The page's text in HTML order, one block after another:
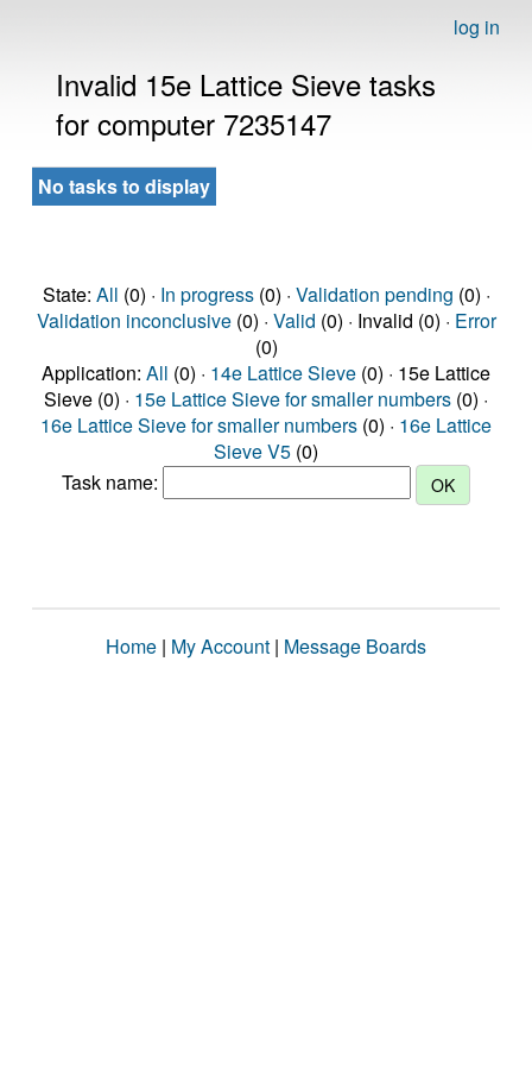
log in
Invalid 15e Lattice Sieve tasks
for computer 7235147
No tasks to display
State: All (0) · In progress(0) · Validation pending (0) ·
Validation inconclusive(0) · Valid (0) · Invalid (0) · Error
(0)
Application: All (0) · 14e Lattice Sieve (0) · 15e Lattice
Sieve (0) · 15e Lattice Sieve for smaller numbers (0) ·
16e Lattice Sieve for smaller numbers (0) · 16e Lattice
Sieve V5 (0)
Task name:
Home | My Account | Message Boards